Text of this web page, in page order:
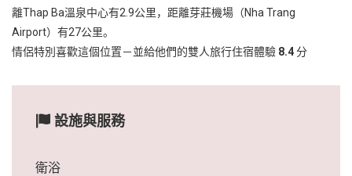
離Thap Ba溫泉中心有2.9公里，距離芽莊機場（Nha Trang
Airport）有27公里。
情侶特別喜歡這個位置－並給他們的雙人旅行住宿體驗 8.4分
設施與服務
衛浴